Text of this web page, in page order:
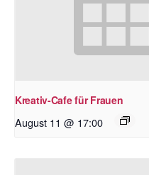
Kreativ-Cafe für Frauen
August 11 @ 17:00